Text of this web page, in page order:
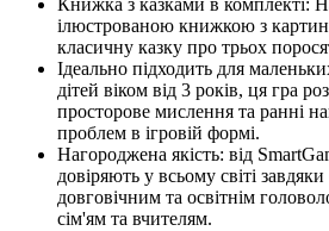
Книжка з казками в комплекті:
ілюстрованою книжкою з
класичну казку про трьох
Ідеально підходить для
дітей віком від 3 років, ця гра
просторове мислення та ранні
проблем в ігровій формі.
Нагороджена якість: від
довіряють у всьому світі
довговічним та освітнім
сім'ям та вчителям.